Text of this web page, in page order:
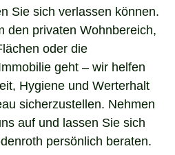
Sie sich verlassen können.
den privaten Wohnbereich,
oder die
geht – wir helfen
Hygiene und Werterhalt
sicherzustellen. Nehmen
auf und lassen Sie sich
persönlich beraten.